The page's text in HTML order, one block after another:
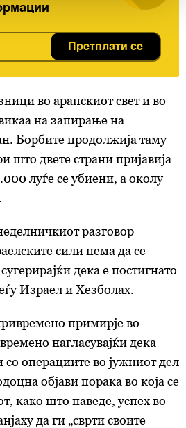
се HD-WIN ARENA SPORT
за податоците кои ги
вашите права прочитајте во
, а за колачињата и
воПолитиката на
во кој било момент можете
можете во кој било момент да
последици.
Претплати се
во арапскиот свет и во
на запирање на
Борбите продолжија таму
што двете страни пријавија
луѓе се убиени, а околу
разговор
сили нема да се
дека е постигнато
Израел и Хезболах.
примирје во
нагласувајќи дека
операциите во јужниот дел
објави порака во која се
како што наведе, успех во
да ги „сврти своите